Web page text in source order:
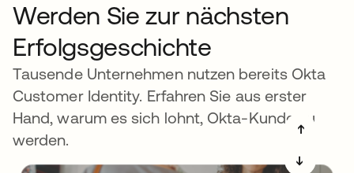
Werden Sie zur nächsten
Erfolgsgeschichte
Tausende Unternehmen nutzen bereits Okta
Customer Identity. Erfahren Sie aus erster
Hand, warum es sich lohnt, Okta-Kunde zu
werden.
➔
➔